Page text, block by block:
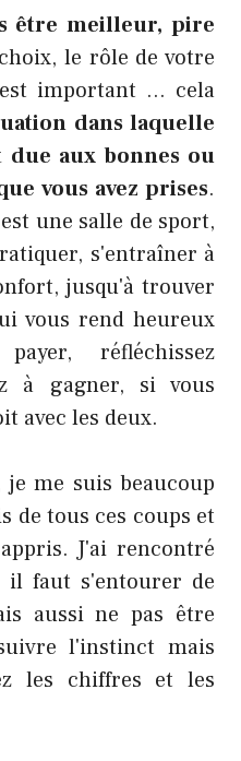
être meilleur, pire
le rôle de votre
important … cela
dans laquelle
due aux bonnes ou
vous avez prises.
une salle de sport,
s'entraîner à
jusqu'à trouver
vous rend heureux
réfléchissez
à gagner, si vous
avec les deux.
je me suis beaucoup
de tous ces coups et
J'ai rencontré
il faut s'entourer de
aussi ne pas être
l'instinct mais
les chiffres et les